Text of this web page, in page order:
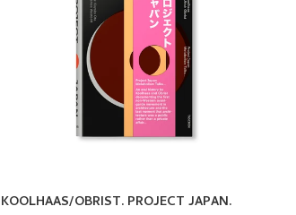
KOOLHAAS/OBRIST. PROJECT JAPAN.